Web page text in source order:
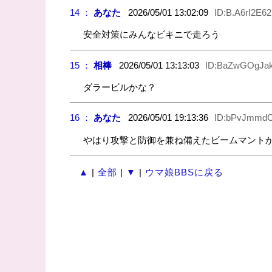
14 ： あなた 2026/05/01 13:02:09 ID:B.A6rI2E62
安全対策にみんなビキニで走ろう
15 ： 相棒2026/05/01 13:13:03
ダラービルかな？
16 ： あなた 2026/05/01 19:13:36
やはり攻撃と防御を兼ね備えたビームマント
▲ | 全部 | ▼ | ウマ娘BBSに戻る